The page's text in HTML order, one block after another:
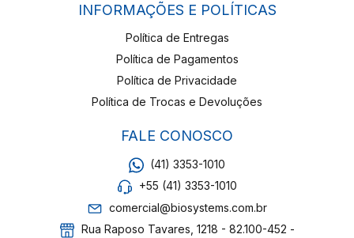
INFORMAÇÕES E POLÍTICAS
Política de Entregas
Política de Pagamentos
Política de Privacidade
Política de Trocas e Devoluções
FALE CONOSCO
(41) 3353-1010
+55 (41) 3353-1010
comercial@biosystems.com.br
Rua Raposo Tavares, 1218 - 82.100-452 -